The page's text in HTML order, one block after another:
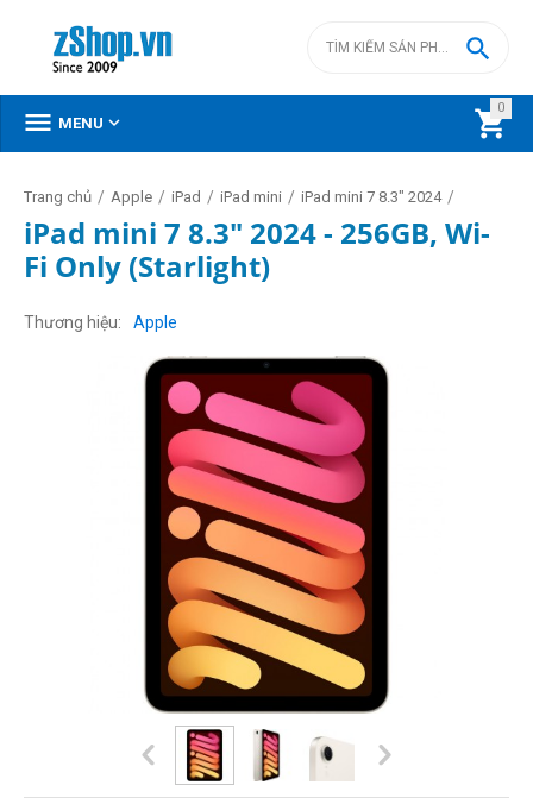
0


 MENU 
Trang chủ / Apple / iPad / iPad mini / iPad mini 7 8.3" 2024 /
iPad mini 7 8.3" 2024 - 256GB, Wi-
Fi Only (Starlight)
Thương hiệu Apple